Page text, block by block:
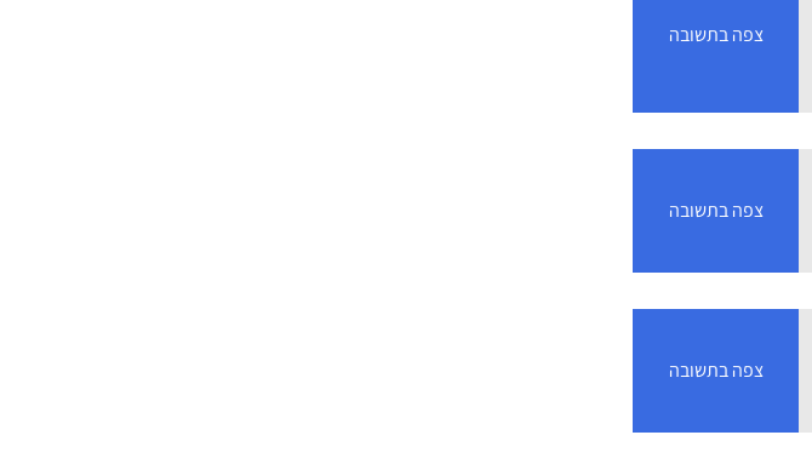
צפה בתשובה
צפה בתשובה
צפה בתשובה